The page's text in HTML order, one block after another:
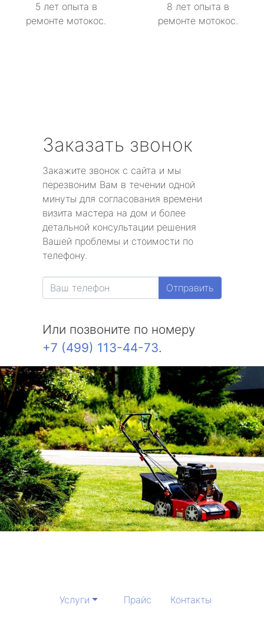
5 лет опыта в
ремонте мотокос.
8 лет опыта в
ремонте мотокос.
Заказать звонок
Закажите звонок с сайта и мы
перезвоним Вам в течении одной
минуты для согласования времени
визита мастера на дом и более
детальной консультации решения
Вашей проблемы и стоимости по
телефону.
Отправить
Или позвоните по номеру
+7 (499) 113-44-73.
Услуги Прайс
Контакты